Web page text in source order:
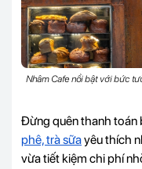
Nhâm Cafe nổi bật với bức
Đừng quên thanh toán
phê, trà sữayêu thích
vừa tiết kiệm chi phí